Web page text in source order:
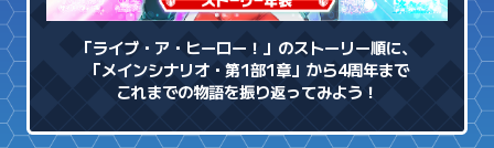
「ライブ・ア・ヒーロー！」のストーリー順に、
「メインシナリオ・第1部1章」から4周年まで
これまでの物語を振り返ってみよう！